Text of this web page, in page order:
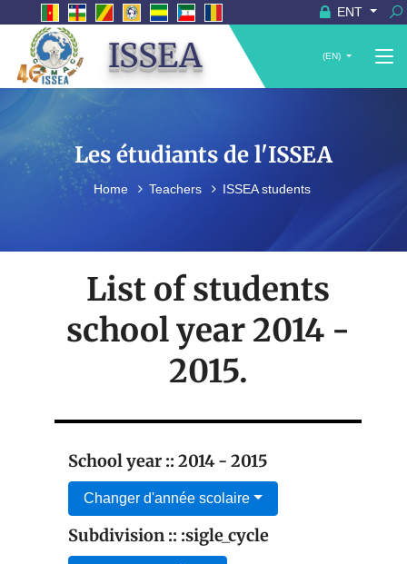
ENT
ISSEA (EN)
Les étudiants de l'ISSEA
Home Teachers ISSEA students
List of students
school year 2014 -
2015.
School year :: 2014 - 2015
Changer d'année scolaire
Subdivision :: :sigle_cycle